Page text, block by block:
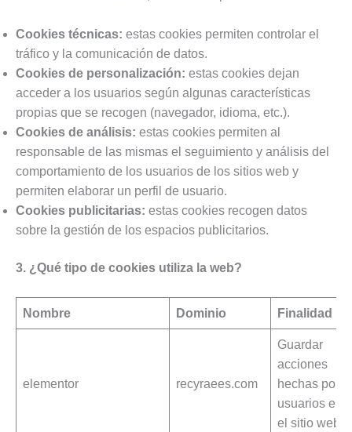
Cookies técnicas: estas cookies permiten controlar el
tráfico y la comunicación de datos.
Cookies de personalización: estas cookies dejan
acceder a los usuarios según algunas características
propias que se recogen (navegador, idioma, etc.).
Cookies de análisis: estas cookies permiten al
responsable de las mismas el seguimiento y análisis del
comportamiento de los usuarios de los sitios web y
permiten elaborar un perfil de usuario.
Cookies publicitarias: estas cookies recogen datos
sobre la gestión de los espacios publicitarios.
3. ¿Qué tipo de cookies utiliza la web?
Nombre Dominio Finalidad
elementor recyraees.com
Guardar
acciones
hechas por
usuarios en
el sitio web